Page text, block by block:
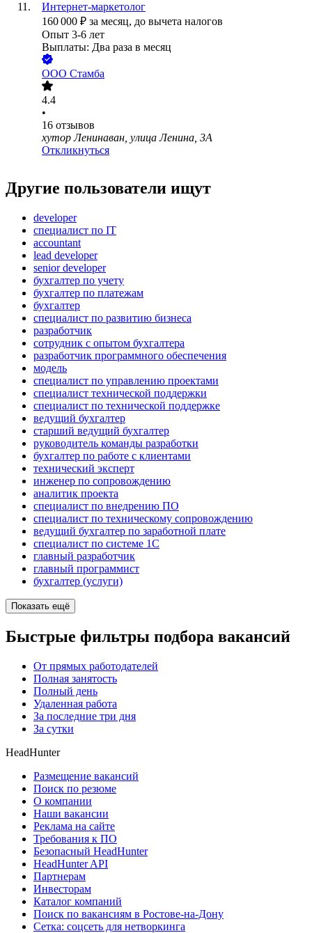
Интернет-маркетолог
160 000 ₽ за месяц, до вычета налогов
Опыт 3-6 лет
Выплаты: Два раза в месяц
ООО Стамба
4.4
•
16 отзывов
хутор Ленинаван, улица Ленина, 3А
Откликнуться
Другие пользователи ищут
developer
специалист по IT
accountant
lead developer
senior developer
бухгалтер по учету
бухгалтер по платежам
бухгалтер
специалист по развитию бизнеса
разработчик
сотрудник с опытом бухгалтера
разработчик программного обеспечения
модель
специалист по управлению проектами
специалист технической поддержки
специалист по технической поддержке
ведущий бухгалтер
старший ведущий бухгалтер
руководитель команды разработки
бухгалтер по работе с клиентами
технический эксперт
инженер по сопровождению
аналитик проекта
специалист по внедрению ПО
специалист по техническому сопровождению
ведущий бухгалтер по заработной плате
специалист по системе 1С
главный разработчик
главный программист
бухгалтер (услуги)
Показать ещё
Быстрые фильтры подбора вакансий
От прямых работодателей
Полная занятость
Полный день
Удаленная работа
За последние три дня
За сутки
HeadHunter
Размещение вакансий
Поиск по резюме
О компании
Наши вакансии
Реклама на сайте
Требования к ПО
Безопасный HeadHunter
HeadHunter API
Партнерам
Инвесторам
Каталог компаний
Поиск по вакансиям в Ростове-на-Дону
Сетка: соцсеть для нетворкинга